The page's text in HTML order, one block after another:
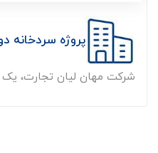
پروژه سردخانه
شرکت مهان لیان تجارت،